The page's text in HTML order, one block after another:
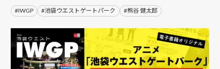
#IWGP #池袋ウエストゲートパーク #熊谷 健太郎